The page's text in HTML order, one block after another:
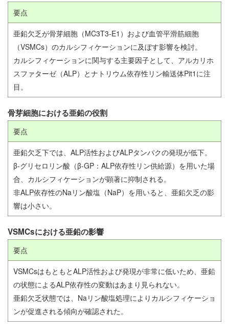
要点
亜鉛欠乏が骨芽細胞（MC3T3-E1）および血管平滑筋細胞
（VSMCs）のカルシフィケーションに及ぼす影響を検討。
カルシフィケーションに関与する主要因子として、アルカリホ
スファターゼ（ALP）とナトリウム依存性リン輸送体Pit1に注
目。
骨芽細胞における亜鉛の役割
要点
亜鉛欠乏下では、ALP活性およびALPタンパクの発現が低下。
β-グリセロリン酸（β-GP：ALP依存性リン供給源）を用いた場
合、カルシフィケーションが顕著に抑制される。
非ALP依存性のNaリン酸塩（NaP）を用いると、亜鉛欠乏の影
響は小さい。
VSMCsにおける亜鉛の影響
要点
VSMCsはもともとALP活性および発現が非常に低いため、亜鉛
の状態によるALP依存性の変動はあまり見られない。
亜鉛欠乏状態では、Naリン酸塩処理によりカルシフィケーショ
ンが促進される傾向が確認された。